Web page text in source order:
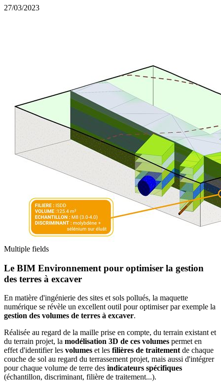
27/03/2023
Multiple fields
Le BIM Environnement pour optimiser la gestion
des terres à excaver
En matière d'ingénierie des sites et sols pollués, la maquette
numérique se révèle un excellent outil pour optimiser par exemple la
gestion des volumes de terres à excaver.
Réalisée au regard de la maille prise en compte, du terrain existant et
du terrain projet, la modélisation 3D de ces volumes permet en
effet d'identifier les volumes et les filières de traitementde chaque
couche de sol au regard du terrassement projet, mais aussi d'intégrer
pour chaque volume de terre des indicateurs spécifiques
(échantillon, discriminant, filière de traitement...).